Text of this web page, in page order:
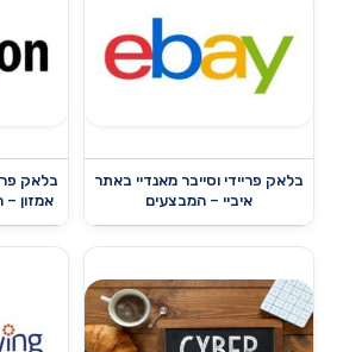
בלאק פריידי וסייבר מאנדיי באתר
איביי – המבצעים
בלאק
אמזון –